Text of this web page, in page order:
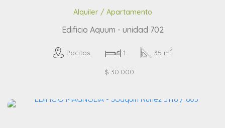
Alquiler / Apartamento
Edificio Aquum - unidad 702
Pocitos 1 35 m2
$ 30.000